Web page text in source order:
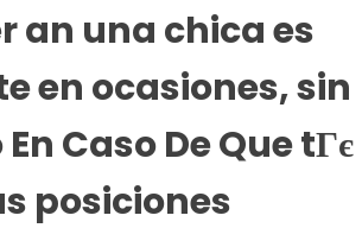
an una chica es
en ocasiones, sin
Caso De Que tГє
posiciones